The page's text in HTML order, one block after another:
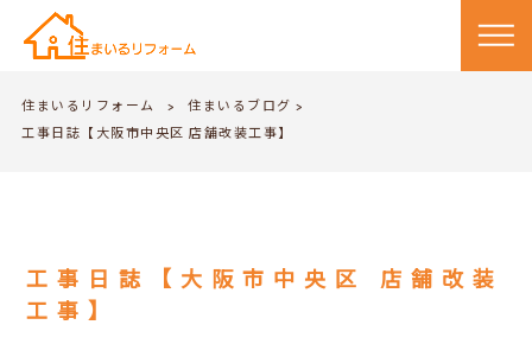
住まいるリフォーム > 住まいるブログ >
工事日誌【大阪市中央区 店舗改装工事】
工事日誌【大阪市中央区 店舗改装
工事】